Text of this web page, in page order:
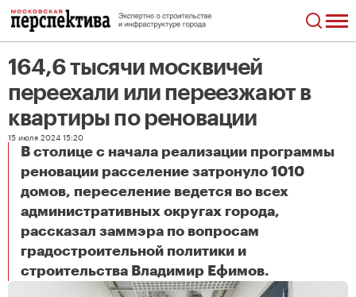
164,6 тысячи москвичей
переехали или переезжают в
квартиры по реновации
15 июля 2024 15:20
В столице с начала реализации программы
реновации расселение затронуло 1010
домов, переселение ведется во всех
административных округах города,
рассказал заммэра по вопросам
градостроительной политики и
строительства Владимир Ефимов.